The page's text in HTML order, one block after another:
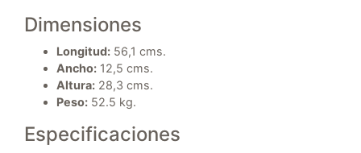
Dimensiones
Longitud: 56,1 cms.
Ancho: 12,5 cms.
Altura: 28,3 cms.
Peso: 52.5 kg.
Especificaciones